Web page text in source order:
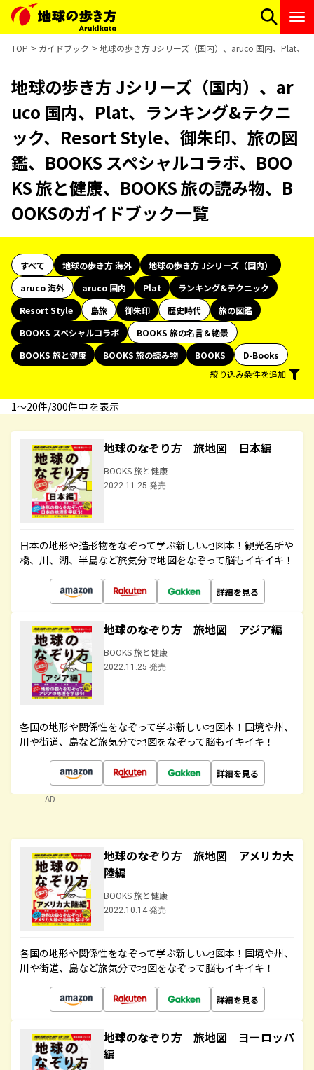
TOP ガイドブック 地球の歩き方 Jシリーズ（国内）、aruco 国内、Plat、
地球の歩き方 Jシリーズ（国内）、ar
uco 国内、Plat、ランキング&テクニ
ック、Resort Style、御朱印、旅の図
鑑、BOOKS スペシャルコラボ、BOO
KS 旅と健康、BOOKS 旅の読み物、B
OOKSのガイドブック一覧
すべて 地球の歩き方 海外
地球の歩き方 Jシリーズ（国内）
aruco 海外
aruco 国内 Plat
ランキング&テクニック
Resort Style
島旅 御朱印 歴史時代
旅の図鑑
BOOKS スペシャルコラボ
BOOKS 旅の名言＆絶景
BOOKS 旅と健康
BOOKS 旅の読み物 BOOKS
D-Books
絞り込み条件を追加
1〜20件/300件中 を表示
地球のなぞり方 旅地図 日本編
BOOKS 旅と健康
2022.11.25 発売
日本の地形や造形物をなぞって学ぶ新しい地図本！観光名所や
橋、川、湖、半島など旅気分で地図をなぞって脳もイキイキ！
詳細を見る
地球のなぞり方 旅地図 アジア編
BOOKS 旅と健康
2022.11.25 発売
各国の地形や関係性をなぞって学ぶ新しい地図本！国境や州、
川や街道、島など旅気分で地図をなぞって脳もイキイキ！
詳細を見る
AD
地球のなぞり方 旅地図 アメリカ大
陸編
BOOKS 旅と健康
2022.10.14 発売
各国の地形や関係性をなぞって学ぶ新しい地図本！国境や州、
川や街道、島など旅気分で地図をなぞって脳もイキイキ！
詳細を見る
地球のなぞり方 旅地図 ヨーロッパ
編